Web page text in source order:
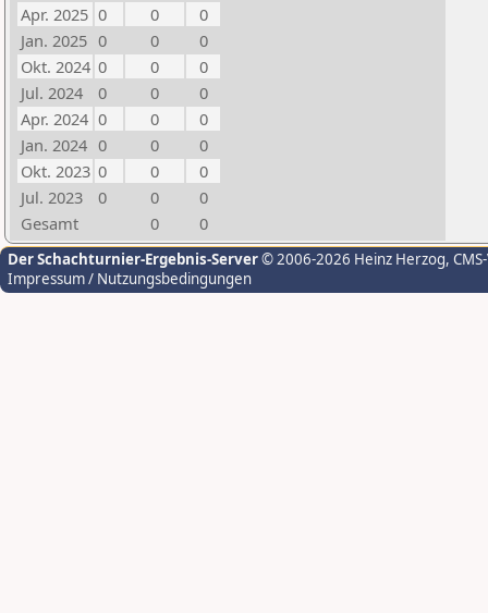
Apr. 2025 0 0
0
Jan. 2025 0 0
0
Okt. 2024 0 0
0
Jul. 2024
0 0
0
Apr. 2024 0 0
0
Jan. 2024 0 0
0
Okt. 2023 0 0
0
Jul. 2023
0 0
0
Gesamt
0 0
Der Schachturnier-Ergebnis-Server© 2006-2026 Heinz Herzog,
Impressum / Nutzungsbedingungen